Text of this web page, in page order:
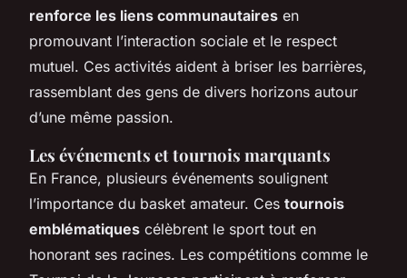
renforce les liens communautaires en
promouvant l’interaction sociale et le respect
mutuel. Ces activités aident à briser les barrières,
rassemblant des gens de divers horizons autour
d’une même passion.
Les événements et tournois marquants
En France, plusieurs événements soulignent
l’importance du basket amateur. Ces tournois
emblématiques célèbrent le sport tout en
honorant ses racines. Les compétitions comme le